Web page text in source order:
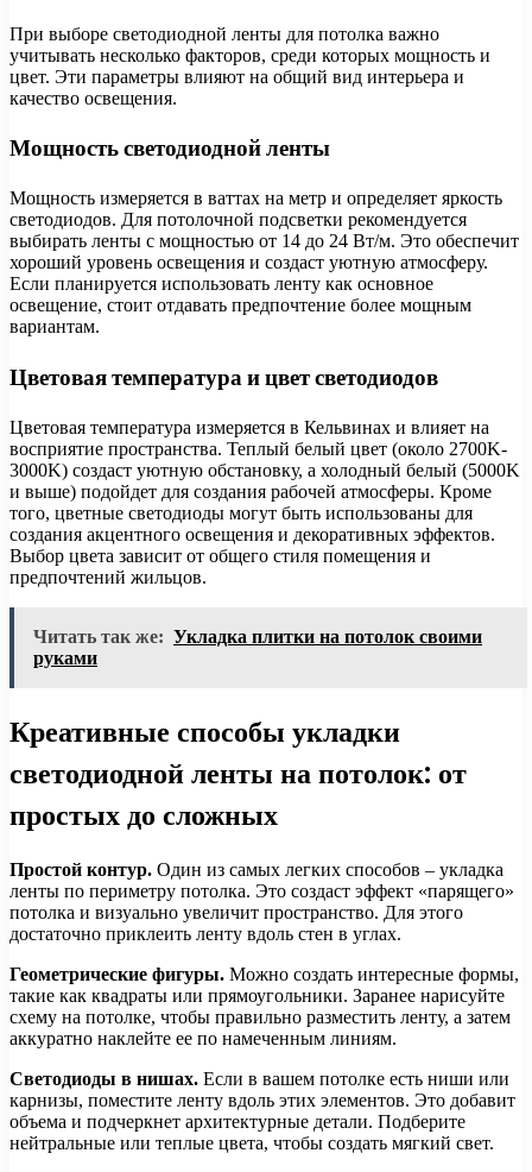
При выборе светодиодной ленты для потолка важно
учитывать несколько факторов, среди которых мощность и
цвет. Эти параметры влияют на общий вид интерьера и
качество освещения.
Мощность светодиодной ленты
Мощность измеряется в ваттах на метр и определяет яркость
светодиодов. Для потолочной подсветки рекомендуется
выбирать ленты с мощностью от 14 до 24 Вт/м. Это обеспечит
хороший уровень освещения и создаст уютную атмосферу.
Если планируется использовать ленту как основное
освещение, стоит отдавать предпочтение более мощным
вариантам.
Цветовая температура и цвет светодиодов
Цветовая температура измеряется в Кельвинах и влияет на
восприятие пространства. Теплый белый цвет (около 2700K-
3000K) создаст уютную обстановку, а холодный белый (5000K
и выше) подойдет для создания рабочей атмосферы. Кроме
того, цветные светодиоды могут быть использованы для
создания акцентного освещения и декоративных эффектов.
Выбор цвета зависит от общего стиля помещения и
предпочтений жильцов.
Читать так же: Укладка плитки на потолок своими
руками
Креативные способы укладки
светодиодной ленты на потолок: от
простых до сложных
Простой контур. Один из самых легких способов – укладка
ленты по периметру потолка. Это создаст эффект «парящего»
потолка и визуально увеличит пространство. Для этого
достаточно приклеить ленту вдоль стен в углах.
Геометрические фигуры. Можно создать интересные формы,
такие как квадраты или прямоугольники. Заранее нарисуйте
схему на потолке, чтобы правильно разместить ленту, а затем
аккуратно наклейте ее по намеченным линиям.
Светодиоды в нишах. Если в вашем потолке есть ниши или
карнизы, поместите ленту вдоль этих элементов. Это добавит
объема и подчеркнет архитектурные детали. Подберите
нейтральные или теплые цвета, чтобы создать мягкий свет.